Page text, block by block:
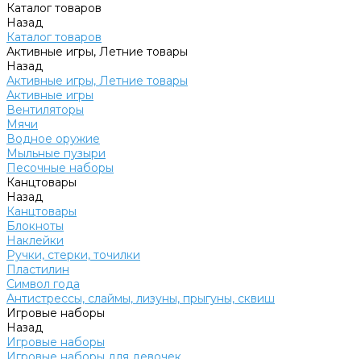
Каталог товаров
Назад
Каталог товаров
Активные игры, Летние товары
Назад
Активные игры, Летние товары
Активные игры
Вентиляторы
Мячи
Водное оружие
Мыльные пузыри
Песочные наборы
Канцтовары
Назад
Канцтовары
Блокноты
Наклейки
Ручки, стерки, точилки
Пластилин
Символ года
Антистрессы, слаймы, лизуны, прыгуны, сквиш
Игровые наборы
Назад
Игровые наборы